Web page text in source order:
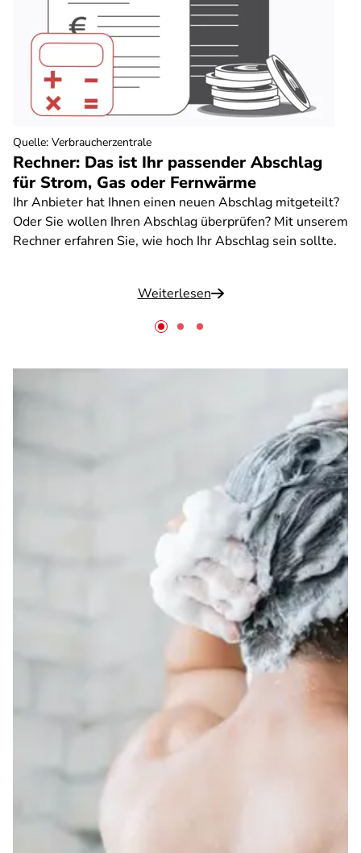
Rechner: Das ist Ihr passender Abschlag
für Strom, Gas oder Fernwärme
Ihr Anbieter hat Ihnen einen neuen Abschlag mitgeteilt?
Oder Sie wollen Ihren Abschlag überprüfen? Mit unserem
Rechner erfahren Sie, wie hoch Ihr Abschlag sein sollte.
Weiterlesen
Quelle: Verbraucherzentrale